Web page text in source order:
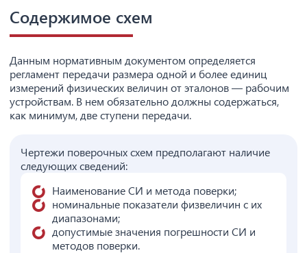
Содержимое схем
Данным нормативным документом определяется
регламент передачи размера одной и более единиц
измерений физических величин от эталонов — рабочим
устройствам. В нем обязательно должны содержаться,
как минимум, две ступени передачи.
Чертежи поверочных схем предполагают наличие
следующих сведений:
Наименование СИ и метода поверки;
номинальные показатели физвеличин с их
диапазонами;
допустимые значения погрешности СИ и
методов поверки.